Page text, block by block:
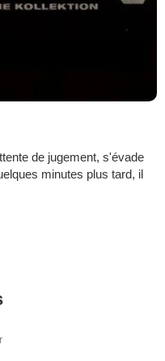
de jugement, s'évade
minutes plus tard, il